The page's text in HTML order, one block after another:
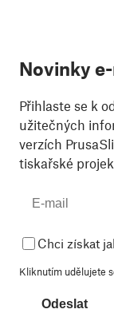
Novinky
Přihlaste se k
užitečných
verzích
tiskařské
Chci získat
Kliknutím udělujete
Odeslat